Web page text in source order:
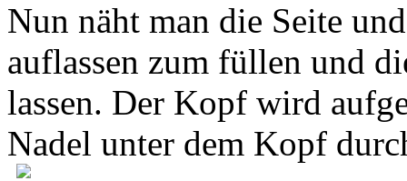
Nun näht man die Seite
auflassen zum füllen und
lassen. Der Kopf wird
Nadel unter dem Kopf